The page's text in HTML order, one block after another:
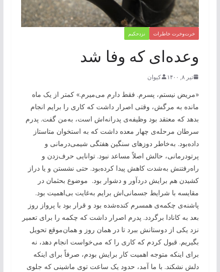
خرت‌وخرت خاطرات نزدحکیم
‌وعده‌ای که وفا شد
تیر ۸, ۱۴۰۰ کیوان
«مریض نیستم، پسرم. فقط دارم می‌میرم.» کمتر از یک ماه
مانده به مرگش، وقتی اصرار داشت که کاری را برایم انجام
بدهد که معتقد بود وظیفه‌ی پدرانه‌اش است، به‌من گفت. پدرم
سرطان مرحله‌ی چهار معده‌ داشت که به استخوان متاستاز
داده‌بود. به‌خاطر دوزهای سنگین هفتگی شیمی‌درمانی و
پرتودرمانی، حالش اصلاً مساعد نبود. توانایی حرف‌زدن و
راه‌رفتنش به‌شدت کاهش پیدا کرده‌بود. حتی نشستن و یا دراز
کشیدن هم برایش دردآور و دشوار بود. موضوع بحثمان در
مقایسه با شرایط جسمانی‌اش برایم به‌غایت بی‌اهمیت بود.
پاشنه‌ی چکمه‌ی همسرم کنده‌شده بود و قرار بود با پرواز روز
بعد به کانادا برگردد. پدرم اصرار داشت که چکمه را برای تعمیر
نزد یکی از دوستانش ببرد تا در همان روز و همان‌موقع تحویل
بگیریم. قبول کردم که کاری را که می‌خواست انجام دهد، نه
برای اینکه متوجه اهمیت کار برایش بودم، صرفاً برای اینکه
دلش نشکند. با ما آمد، حدود یک ساعت توی ماشینی که جلوی